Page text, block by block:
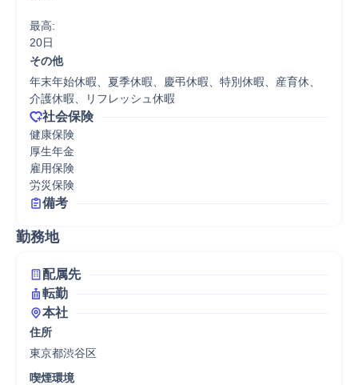
最高:
20日
その他
年末年始休暇、夏季休暇、慶弔休暇、特別休暇、産育休、
介護休暇、リフレッシュ休暇
社会保険
健康保険
厚生年金
雇用保険
労災保険
備考
勤務地
配属先
転勤
本社
住所
東京都渋谷区
喫煙環境